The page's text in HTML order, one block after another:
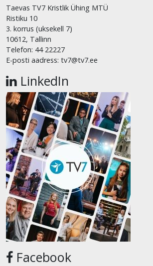
Taevas TV7 Kristlik Ühing MTÜ
Ristiku 10
3. korrus (uksekell 7)
10612, Tallinn
Telefon: 44 22227
E-posti aadress: tv7@tv7.ee
LinkedIn
Facebook